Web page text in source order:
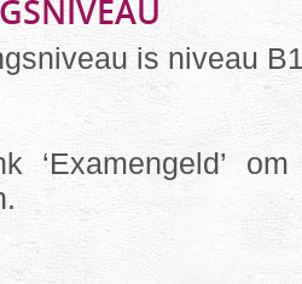
is niveau
‘Examengeld’